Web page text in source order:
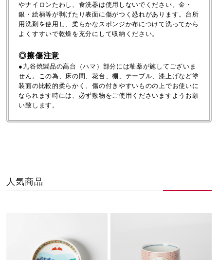
やナイロンたわし、食洗器は使用しないでください。金・
銀・絵柄等が剥げたり表面に傷がつく恐れがあります。台所
用洗剤を使用し、柔らかなスポンジか布につけて洗ってから
よくすすいで乾燥を充分にして収納ください。
◎擦傷注意
●九谷焼製品の高台（ハマ）部分には釉薬が施してございま
せん。この為、床の間、花台、棚、テーブル、漆上げなど塗
装面の比較的柔らかく、傷の付きやすいものの上でお使いに
なられます時には、必ず敷物をご使用くださいますようお願
い致します。
人気商品